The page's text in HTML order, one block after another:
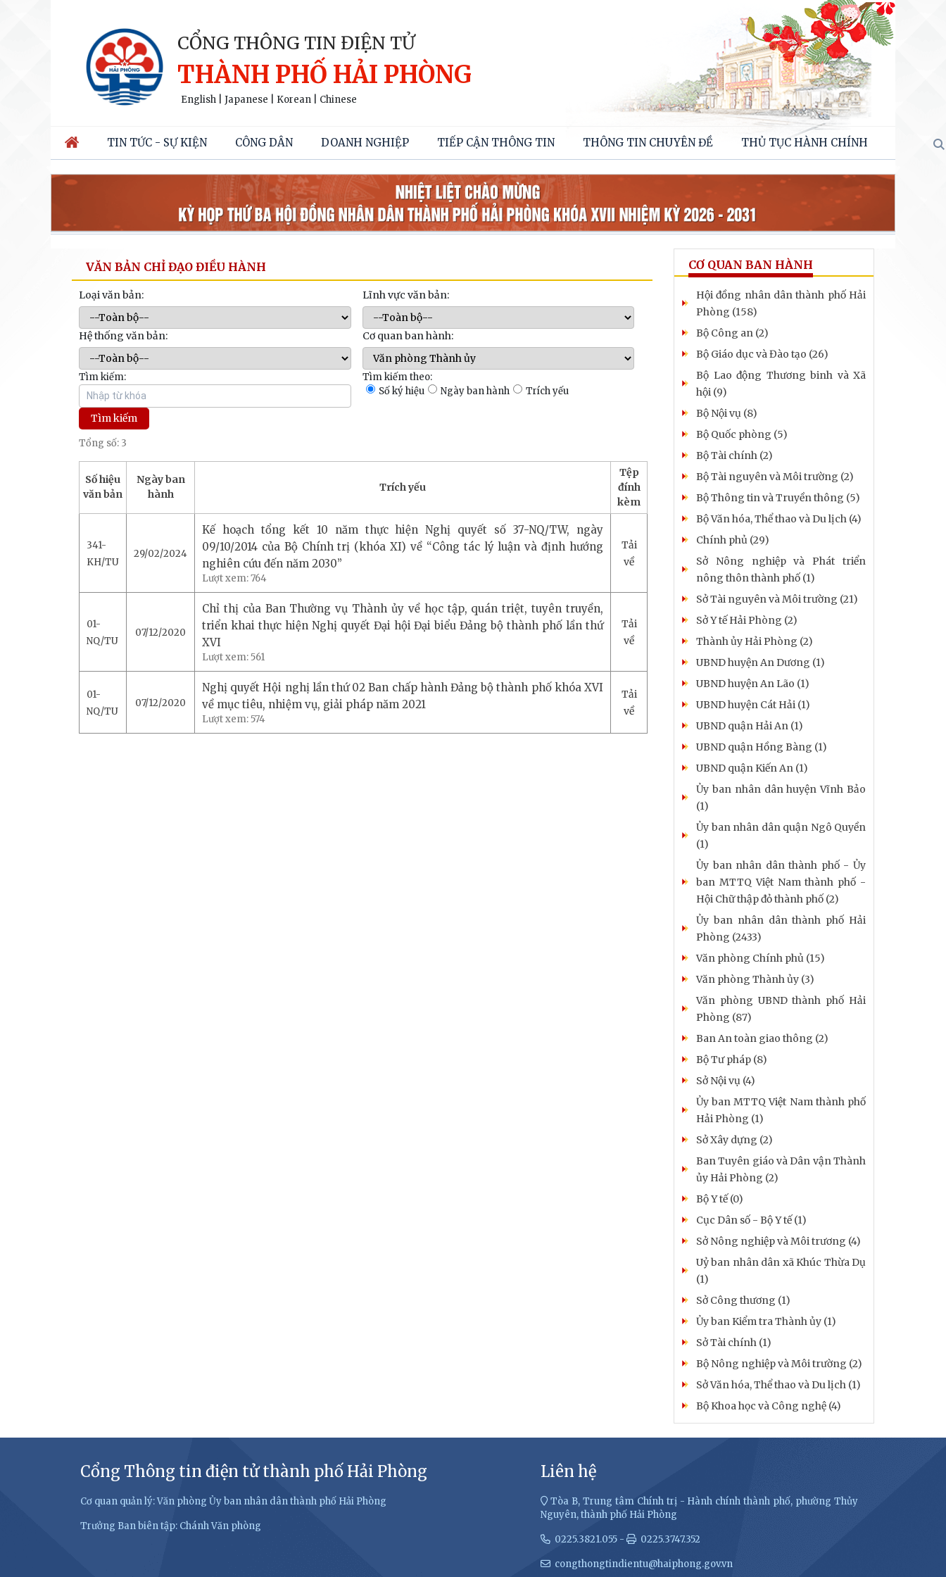
CỔNG THÔNG TIN ĐIỆN TỬ
THÀNH PHỐ HẢI PHÒNG
English Japanese Korean Chinese
TIN TỨC - SỰ KIỆN CÔNG DÂN DOANH NGHIỆP TIẾP CẬN THÔNG TIN THÔNG TIN CHUYÊN ĐỀ THỦ TỤC HÀNH CHÍNH
VĂN BẢN CHỈ ĐẠO ĐIỀU HÀNH
Loại văn bản: Lĩnh vực văn bản:
Hệ thống văn bản: Cơ quan ban hành:
Tìm kiếm:
Tìm kiếm theo:
Số ký hiệu
Ngày ban hành Trích yếu
Tổng số: 3
Số hiệu
văn bản
Ngày ban
hành
Trích yếu
Tệp
đính
kèm
341-
KH/TU
29/02/2024
Kế hoạch tổng kết 10 năm thực hiện Nghị quyết số 37-NQ/TW, ngày
09/10/2014 của Bộ Chính trị (khóa XI) về “Công tác lý luận và định hướng
nghiên cứu đến năm 2030”
Lượt xem:764
Tải
về
01-
NQ/TU
07/12/2020
Chỉ thị của Ban Thường vụ Thành ủy về học tập, quán triệt, tuyên truyền,
triển khai thực hiện Nghị quyết Đại hội Đại biểu Đảng bộ thành phố lần thứ
XVI
Lượt xem:561
Tải
về
01-
NQ/TU
07/12/2020
Nghị quyết Hội nghị lần thứ 02 Ban chấp hành Đảng bộ thành phố khóa XVI
về mục tiêu, nhiệm vụ, giải pháp năm 2021
Lượt xem:574
Tải
về
CƠ QUAN BAN HÀNH
Hội đồng nhân dân thành phố Hải
Phòng (158)
Bộ Công an (2)
Bộ Giáo dục và Đào tạo (26)
Bộ Lao động Thương binh và Xã
hội (9)
Bộ Nội vụ (8)
Bộ Quốc phòng (5)
Bộ Tài chính (2)
Bộ Tài nguyên và Môi trường (2)
Bộ Thông tin và Truyền thông (5)
Bộ Văn hóa, Thể thao và Du lịch (4)
Chính phủ (29)
Sở Nông nghiệp và Phát triển
nông thôn thành phố (1)
Sở Tài nguyên và Môi trường (21)
Sở Y tế Hải Phòng (2)
Thành ủy Hải Phòng (2)
UBND huyện An Dương (1)
UBND huyện An Lão (1)
UBND huyện Cát Hải (1)
UBND quận Hải An (1)
UBND quận Hồng Bàng (1)
UBND quận Kiến An (1)
Ủy ban nhân dân huyện Vĩnh Bảo
(1)
Ủy ban nhân dân quận Ngô Quyền
(1)
Ủy ban nhân dân thành phố - Ủy
ban MTTQ Việt Nam thành phố -
Hội Chữ thập đỏ thành phố (2)
Ủy ban nhân dân thành phố Hải
Phòng (2433)
Văn phòng Chính phủ (15)
Văn phòng Thành ủy (3)
Văn phòng UBND thành phố Hải
Phòng (87)
Ban An toàn giao thông (2)
Bộ Tư pháp (8)
Sở Nội vụ (4)
Ủy ban MTTQ Việt Nam thành phố
Hải Phòng (1)
Sở Xây dựng (2)
Ban Tuyên giáo và Dân vận Thành
ủy Hải Phòng (2)
Bộ Y tế (0)
Cục Dân số - Bộ Y tế (1)
Sở Nông nghiệp và Môi trương (4)
Uỷ ban nhân dân xã Khúc Thừa Dụ
(1)
Sở Công thương (1)
Ủy ban Kiểm tra Thành ủy (1)
Sở Tài chính (1)
Bộ Nông nghiệp và Môi trường (2)
Sở Văn hóa, Thể thao và Du lịch (1)
Bộ Khoa học và Công nghệ (4)
Cổng Thông tin điện tử thành phố Hải Phòng
Cơ quan quản lý: Văn phòng Ủy ban nhân dân thành phố Hải Phòng
Trưởng Ban biên tập: Chánh Văn phòng
Liên hệ
Tòa B, Trung tâm Chính trị - Hành chính thành phố, phường Thủy
Nguyên, thành phố Hải Phòng
0225.3821.055 - 0225.3747.352
congthongtindientu@haiphong.gov.vn